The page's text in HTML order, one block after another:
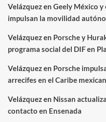
Velázquezen Geely México
impulsan la movilidad
Velázquezen Porsche y
programa social del DIF en
Velázquezen Porsche
arrecifes en el Caribe
Velázquezen Nissan
contacto en Ensenada